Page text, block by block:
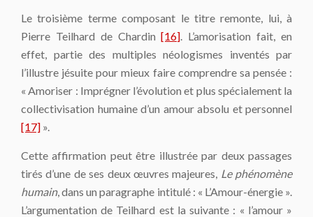
Le troisième terme composant le titre remonte, lui, à
Pierre Teilhard de Chardin[16]. L’amorisation fait, en
effet, partie des multiples néologismes inventés par
l’illustre jésuite pour mieux faire comprendre sa pensée :
« Amoriser : Imprégner l’évolution et plus spécialement la
collectivisation humaine d’un amour absolu et personnel
[17] ».
Cette affirmation peut être illustrée par deux passages
tirés d’une de ses deux œuvres majeures, Le phénomène
humain, dans un paragraphe intitulé : « L’Amour-énergie ».
L’argumentation de Teilhard est la suivante : « l’amour »